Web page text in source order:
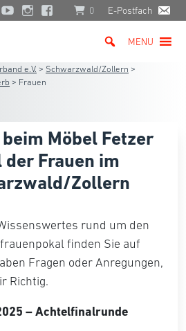
0 E-Postfach
MENU
e.V. > Schwarzwald/Zollern >
> Frauen
Möbel Fetzer
Frauen im
Zollern
rund um den
finden Sie auf
Fragen oder Anregungen,
Richtig.
– Achtelfinalrunde